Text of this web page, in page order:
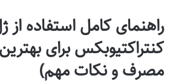
راهنمای کامل استفاده از
کنتراکتیوبکس برای
مصرف و نکات مهم)